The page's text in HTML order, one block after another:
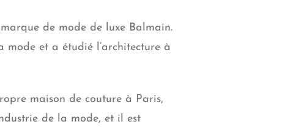
de mode de luxe Balmain.
mode et a étudié l’architecture à
maison de couture à Paris,
de la mode, et il est